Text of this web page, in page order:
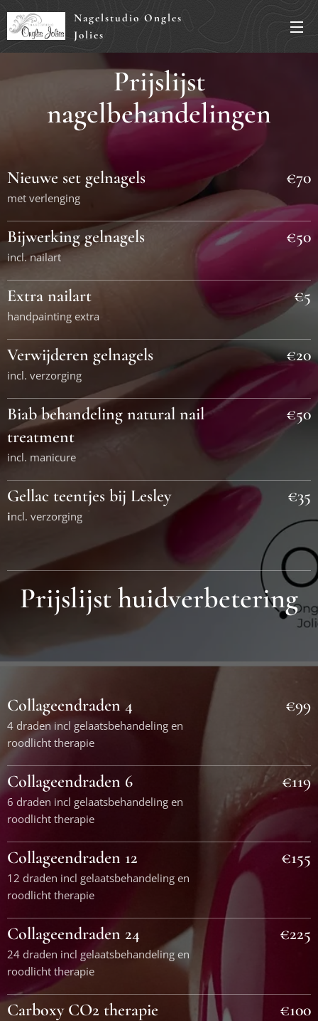
Nagelstudio Ongles
Jolies
Prijslijst
nagelbehandelingen
Nieuwe set gelnagels
met verlenging
€70
Bijwerking gelnagels
incl. nailart
€50
Extra nailart
handpainting extra
€5
Verwijderen gelnagels
incl. verzorging
€20
Biab behandeling natural nail
treatment
incl. manicure
€50
Gellac teentjes bij Lesley
incl. verzorging
€35
Prijslijst huidverbetering
Collageendraden 4
4 draden incl gelaatsbehandeling en
roodlicht therapie
€99
Collageendraden 6
6 draden incl gelaatsbehandeling en
roodlicht therapie
€119
Collageendraden 12
12 draden incl gelaatsbehandeling en
roodlicht therapie
€155
Collageendraden 24
24 draden incl gelaatsbehandeling en
roodlicht therapie
€225
Carboxy CO2 therapie €100